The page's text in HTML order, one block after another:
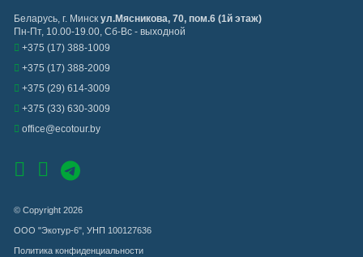
Беларусь, г. Минск ул.Мясникова, 70, пом.6 (1й этаж)
Пн-Пт, 10.00-19.00, Сб-Вс - выходной
+375 (17) 388-1009
+375 (17) 388-2009
+375 (29) 614-3009
+375 (33) 630-3009
office@ecotour.by
© Copyright 2026
ООО "Экотур-6", УНП 100127636
Политика конфиденциальности